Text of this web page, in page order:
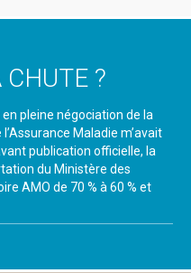
CHUTE ?
pleine négociation de la
Maladie m’avait
publication officielle, la
du Ministère des
AMO de 70 % à 60 % et